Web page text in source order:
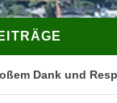
Dank und